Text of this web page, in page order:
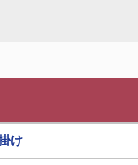
け